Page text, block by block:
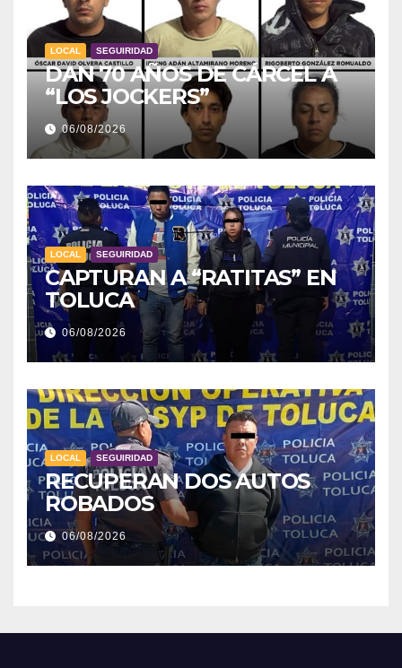
LOCAL SEGUIRIDAD
DAN 70 AÑOS DE CÁRCEL A
“LOS JOCKERS”
06/08/2026
LOCAL SEGUIRIDAD
CAPTURAN A “RATITAS” EN
TOLUCA
06/08/2026
LOCAL SEGUIRIDAD
RECUPERAN DOS AUTOS
ROBADOS
06/08/2026